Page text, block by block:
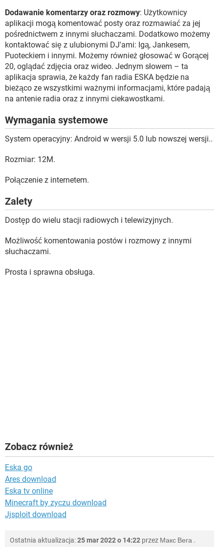
Dodawanie komentarzy oraz rozmowy: Użytkownicy
aplikacji mogą komentować posty oraz rozmawiać za jej
pośrednictwem z innymi słuchaczami. Dodatkowo możemy
kontaktować się z ulubionymi DJ'ami: Igą, Jankesem,
Puoteckiem i innymi. Możemy również głosować w Gorącej
20, oglądać zdjęcia oraz wideo. Jednym słowem – ta
aplikacja sprawia, że każdy fan radia ESKA będzie na
bieżąco ze wszystkimi ważnymi informacjami, które padają
na antenie radia oraz z innymi ciekawostkami.
Wymagania systemowe
System operacyjny: Android w wersji 5.0 lub nowszej wersji..
Rozmiar: 12M.
Połączenie z internetem.
Zalety
Dostęp do wielu stacji radiowych i telewizyjnych.
Możliwość komentowania postów i rozmowy z innymi
słuchaczami.
Prosta i sprawna obsługa.
Zobacz również
Eska go
Ares download
Eska tv online
Minecraft by zyczu download
Jjsploit download
Ostatnia aktualizacja:25 mar 2022 o 14:22 przez Макс Вега .